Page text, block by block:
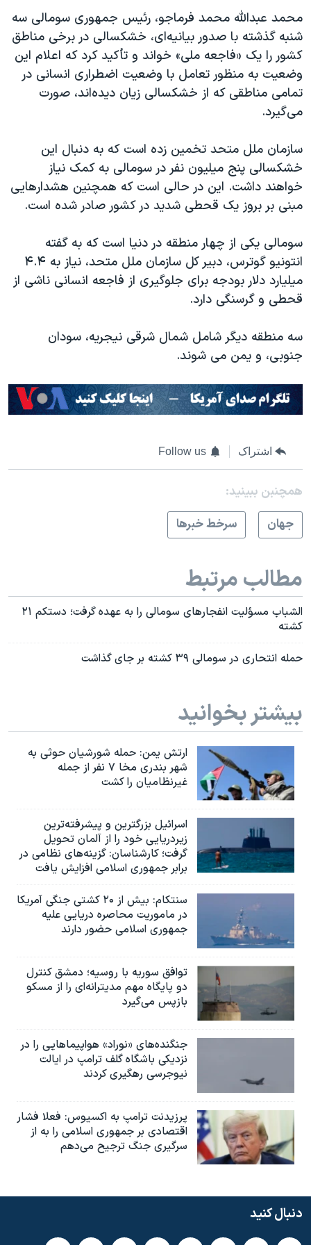
نرگس محمدی برنده جایزه نوبل صلح
همایش محافظه‌کاران آمریکا «سی‌پک»
صفحه‌های ویژه
سفر پرزیدنت ترامپ به چین
محمد عبدالله محمد فرماجو، رئیس جمهوری سومالی سه
شنبه گذشته با صدور بیانیه‌ای، خشکسالی در برخی مناطق
کشور را یک «فاجعه ملی» خواند و تأکید کرد که اعلام این
وضعیت به منظور تعامل با وضعیت اضطراری انسانی در
تمامی مناطقی که از خشکسالی زیان دیده‌اند، صورت
می‌گیرد.
سازمان ملل متحد تخمین زده است که به دنبال این
خشکسالی پنج میلیون نفر در سومالی به کمک نیاز
خواهند داشت. این در حالی است که همچنین هشدارهایی
مبنی بر بروز یک قحطی شدید در کشور صادر شده است.
سومالی یکی از چهار منطقه در دنیا است که به گفته
انتونیو گوترس، دبیر کل سازمان ملل متحد، نیاز به ۴.۴
میلیارد دلار بودجه برای جلوگیری از فاجعه انسانی ناشی از
قحطی و گرسنگی دارد.
سه منطقه دیگر شامل شمال شرقی نیجریه، سودان
جنوبی، و یمن می شوند.
اشتراک Follow us
همچنبن ببینید:
جهان
سرخط خبرها
مطالب مرتبط
الشباب مسؤلیت انفجارهای سومالی را به عهده گرفت؛ دستکم ۲۱
کشته
حمله انتحاری در سومالی ۳۹ کشته بر جای گذاشت
بیشتر بخوانید
ارتش یمن: حمله شورشیان حوثی به
شهر بندری مخا ۷ نفر از جمله
غیرنظامیان را کشت
اسرائيل بزرگترین و پیشرفته‌ترین
زیردریایی خود را از آلمان تحویل
گرفت؛ کارشناسان: گزینه‌های نظامی در
برابر جمهوری اسلامی افزایش یافت
سنتکام: بیش از ۲۰ کشتی جنگی آمریکا
در ماموریت محاصره دریایی علیه
جمهوری اسلامی حضور دارند
توافق سوریه با روسیه؛ دمشق کنترل
دو پایگاه مهم مدیترانه‌ای را از مسکو
بازپس می‌گیرد
جنگنده‌های «نوراد» هواپیماهایی را در
نزدیکی باشگاه گلف ترامپ در ایالت
نیوجرسی رهگیری کردند
پرزیدنت ترامپ به اکسیوس: فعلا فشار
اقتصادی بر جمهوری اسلامی را به از
سرگیری جنگ ترجیح می‌دهم
دنبال کنید